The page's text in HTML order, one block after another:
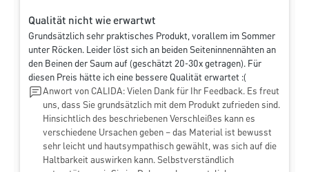
Qualität nicht wie erwartwt
Grundsätzlich sehr praktisches Produkt, vorallem im Sommer
unter Röcken. Leider löst sich an beiden Seiteninnennähten an
den Beinen der Saum auf (geschätzt 20-30x getragen). Für
diesen Preis hätte ich eine bessere Qualität erwartet :(
Anwort von CALIDA: Vielen Dank für Ihr Feedback. Es freut
uns, dass Sie grundsätzlich mit dem Produkt zufrieden sind.
Hinsichtlich des beschriebenen Verschleißes kann es
verschiedene Ursachen geben – das Material ist bewusst
sehr leicht und hautsympathisch gewählt, was sich auf die
Haltbarkeit auswirken kann. Selbstverständlich